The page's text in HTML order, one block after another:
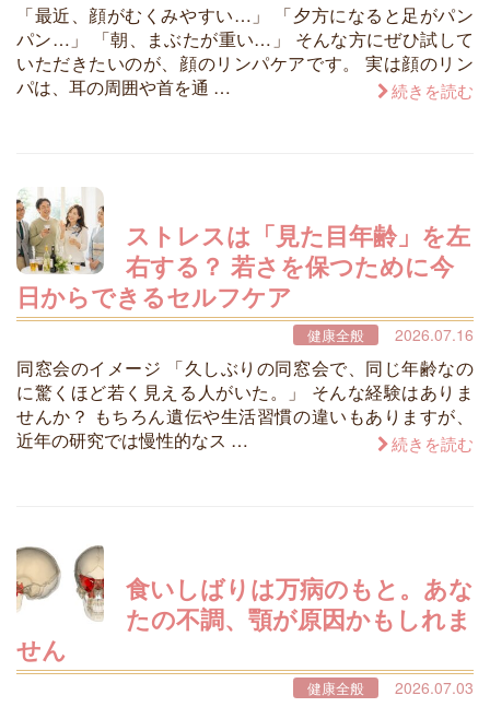
「最近、顔がむくみやすい…」 「夕方になると足がパン
パン…」 「朝、まぶたが重い…」 そんな方にぜひ試して
いただきたいのが、顔のリンパケアです。 実は顔のリン
パは、耳の周囲や首を通 …
続きを読む
ストレスは「見た目年齢」を左
右する？ 若さを保つために今
日からできるセルフケア
健康全般 2026.07.16
同窓会のイメージ 「久しぶりの同窓会で、同じ年齢なの
に驚くほど若く見える人がいた。」 そんな経験はありま
せんか？ もちろん遺伝や生活習慣の違いもありますが、
近年の研究では慢性的なス …
続きを読む
食いしばりは万病のもと。あな
たの不調、顎が原因かもしれま
せん
健康全般 2026.07.03